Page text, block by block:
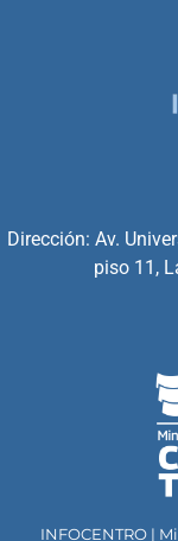
Dirección: Av.
piso 11,
INFOCENTRO |